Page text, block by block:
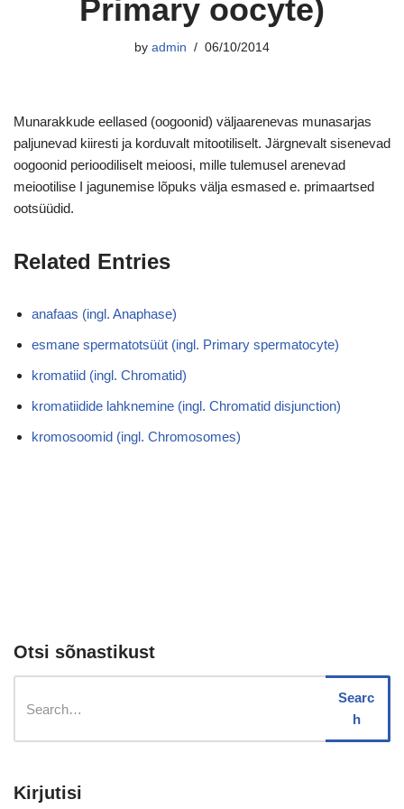
Primary oocyte)
by admin 06/10/2014
Munarakkude eellased (oogoonid) väljaarenevas munasarjas
paljunevad kiiresti ja korduvalt mitootiliselt. Järgnevalt sisenevad
oogoonid perioodiliselt meioosi, mille tulemusel arenevad
meiootilise I jagunemise lõpuks välja esmased e. primaartsed
ootsüüdid.
Related Entries
anafaas (ingl. Anaphase)
esmane spermatotsüüt (ingl. Primary spermatocyte)
kromatiid (ingl. Chromatid)
kromatiidide lahknemine (ingl. Chromatid disjunction)
kromosoomid (ingl. Chromosomes)
Otsi sõnastikust
Searc
h
Kirjutisi